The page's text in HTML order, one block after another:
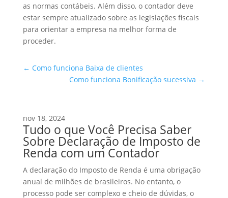
as normas contábeis. Além disso, o contador deve
estar sempre atualizado sobre as legislações fiscais
para orientar a empresa na melhor forma de
proceder.
← Como funciona Baixa de clientes
Como funciona Bonificação sucessiva →
nov 18, 2024
Tudo o que Você Precisa Saber
Sobre Declaração de Imposto de
Renda com um Contador
A declaração do Imposto de Renda é uma obrigação
anual de milhões de brasileiros. No entanto, o
processo pode ser complexo e cheio de dúvidas, o